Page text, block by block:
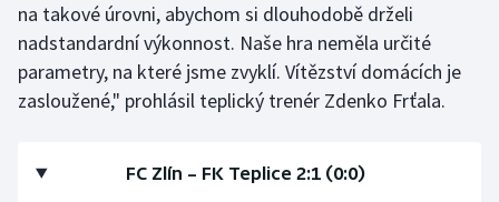
na takové úrovni, abychom si dlouhodobě drželi
nadstandardní výkonnost. Naše hra neměla určité
parametry, na které jsme zvyklí. Vítězství domácích je
zasloužené," prohlásil teplický trenér Zdenko Frťala.
FC Zlín –⁠ FK Teplice 2:1 (0:0)